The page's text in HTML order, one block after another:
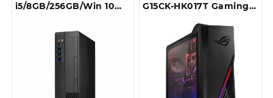
i5/8GB/256GB/Win 10
D6414SFF-I59400036R
G15CK-HK017T Gaming